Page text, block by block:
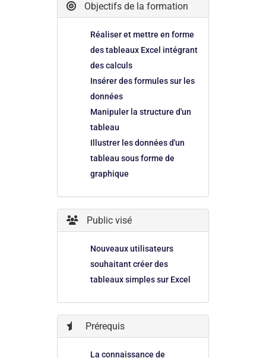
Objectifs de la formation
Réaliser et mettre en forme
des tableaux Excel intégrant
des calculs
Insérer des formules sur les
données
Manipuler la structure d'un
tableau
Illustrer les données d'un
tableau sous forme de
graphique
Public visé
Nouveaux utilisateurs
souhaitant créer des
tableaux simples sur Excel
Prérequis
La connaissance de